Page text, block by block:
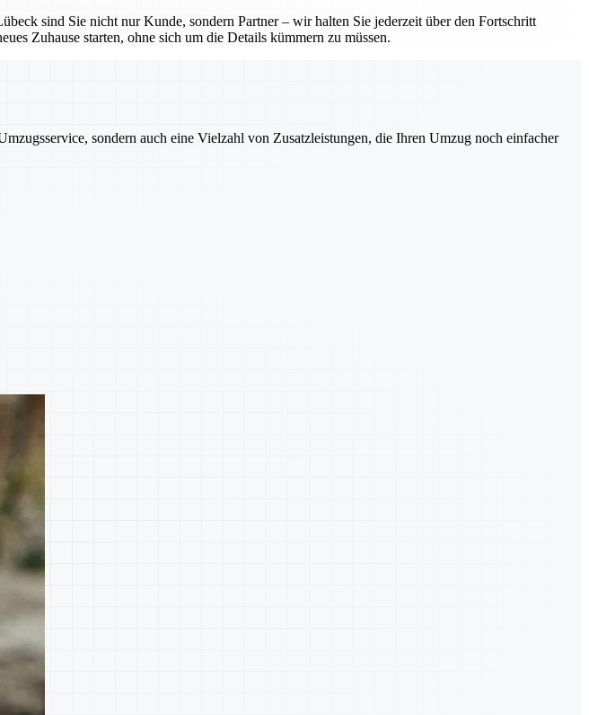
sind Sie nicht nur Kunde, sondern Partner – wir halten Sie jederzeit über den Fortschritt
Zuhause starten, ohne sich um die Details kümmern zu müssen.
sondern auch eine Vielzahl von Zusatzleistungen, die Ihren Umzug noch einfacher